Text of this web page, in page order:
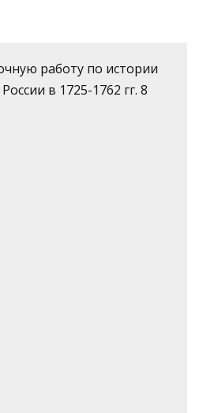
работу по истории
в 1725-1762 гг. 8